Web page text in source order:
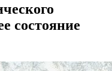
состояние